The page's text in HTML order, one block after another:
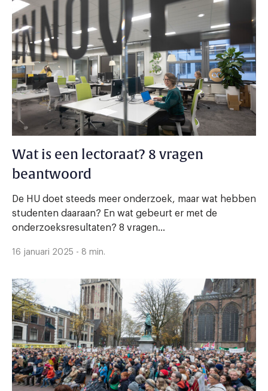
Wat is een lectoraat? 8 vragen
beantwoord
De HU doet steeds meer onderzoek, maar wat hebben
studenten daaraan? En wat gebeurt er met de
onderzoeksresultaten? 8 vragen...
16 januari 2025 - 8 min.